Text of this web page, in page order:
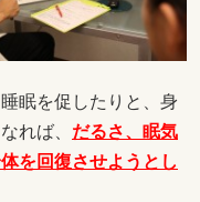
眠を促したりと、身
れば、 だるさ、眠気
を回復させようとし